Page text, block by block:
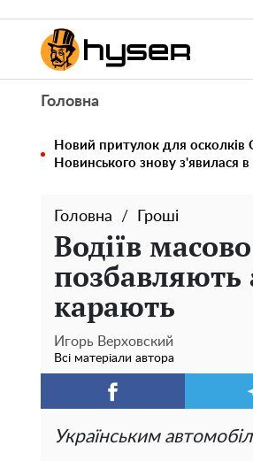
Головна
Новий притулок для
Новинського знову з'явилася
Головна Гроші
Водіїв
позбавляють
карають
Игорь Верховский
Всі матеріали автора
Українським